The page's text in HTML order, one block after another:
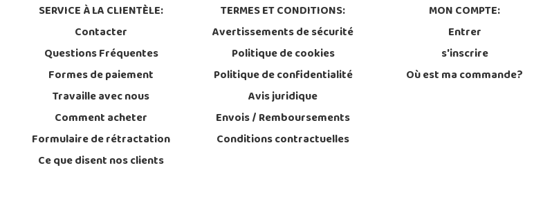
SERVICE À LA CLIENTÈLE:
Contacter
Questions Fréquentes
Formes de paiement
Travaille avec nous
Comment acheter
Formulaire de rétractation
Ce que disent nos clients
TERMES ET CONDITIONS:
Avertissements de sécurité
Politique de cookies
Politique de confidentialité
Avis juridique
Envois / Remboursements
Conditions contractuelles
MON COMPTE:
Entrer
s'inscrire
Où est ma commande?